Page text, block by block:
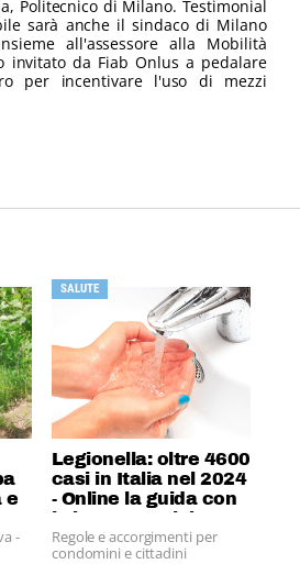
Politecnico di Milano. Testimonial
sarà anche il sindaco di Milano
all'assessore alla Mobilità
invitato da Fiab Onlus a pedalare
per incentivare l'uso di mezzi
e
-
SALUTE
Legionella: oltre 4600
casi in Italia nel 2024
- Online la guida con
le buone pratiche
Regole e accorgimenti per
condomini e cittadini